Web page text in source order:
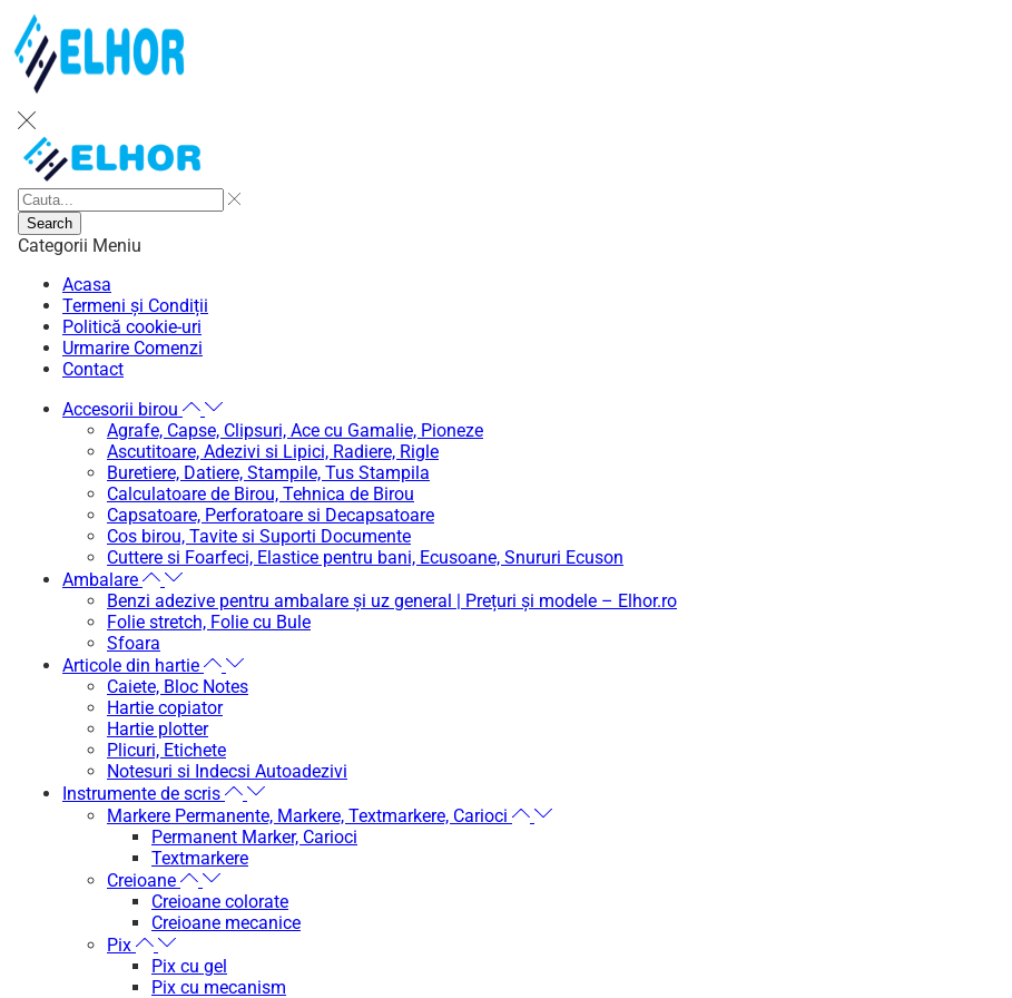
Search
Categorii Meniu
Acasa
Termeni și Condiții
Politică cookie-uri
Urmarire Comenzi
Contact
Accesorii birou
Agrafe, Capse, Clipsuri, Ace cu Gamalie, Pioneze
Ascutitoare, Adezivi si Lipici, Radiere, Rigle
Buretiere, Datiere, Stampile, Tus Stampila
Calculatoare de Birou, Tehnica de Birou
Capsatoare, Perforatoare si Decapsatoare
Cos birou, Tavite si Suporti Documente
Cuttere si Foarfeci, Elastice pentru bani, Ecusoane, Snururi Ecuson
Ambalare
Benzi adezive pentru ambalare și uz general | Prețuri și modele – Elhor.ro
Folie stretch, Folie cu Bule
Sfoara
Articole din hartie
Caiete, Bloc Notes
Hartie copiator
Hartie plotter
Plicuri, Etichete
Notesuri si Indecsi Autoadezivi
Instrumente de scris
Markere Permanente, Markere, Textmarkere, Carioci
Permanent Marker, Carioci
Textmarkere
Creioane
Creioane colorate
Creioane mecanice
Pix
Pix cu gel
Pix cu mecanism